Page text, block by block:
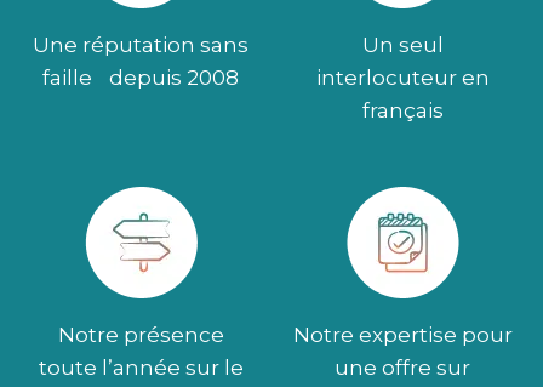
Une réputation sans
faille depuis 2008
Un seul
interlocuteur en
français
Notre présence
toute l’année sur le
Notre expertise pour
une offre sur